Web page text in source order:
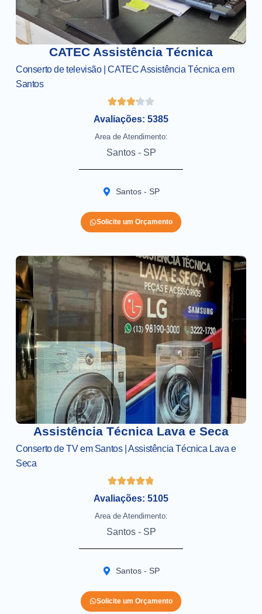
CATEC Assistência Técnica
Conserto de televisão | CATEC Assistência Técnica em
Santos
Avaliações: 5385
Area de Atendimento:
Santos - SP
Santos - SP
Solicite um Orçamento
Assistência Técnica Lava e Seca
Conserto de TV em Santos | Assistência Técnica Lava e
Seca
Avaliações: 5105
Area de Atendimento:
Santos - SP
Santos - SP
Solicite um Orçamento